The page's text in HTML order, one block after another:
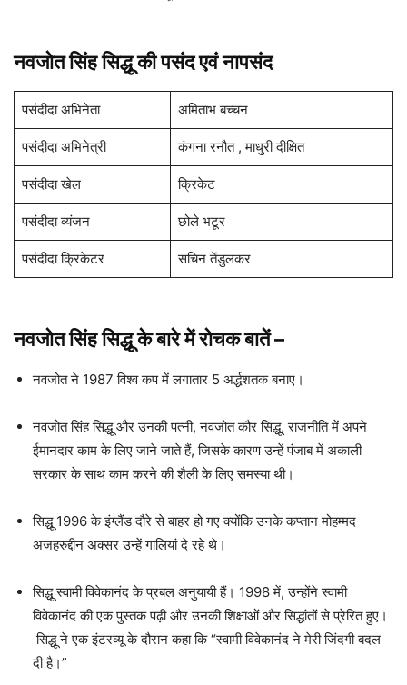
नवजोत सिंह सिद्धू की पसंद एवं नापसंद
पसंदीदा अभिनेता अमिताभ बच्चन
पसंदीदा अभिनेत्री कंगना रनौत , माधुरी दीक्षित
पसंदीदा खेल क्रिकेट
पसंदीदा व्यंजन छोले भटूर
पसंदीदा क्रिकेटर सचिन तेंडुलकर
नवजोत सिंह सिद्धू के बारे में रोचक बातें –
नवजोत ने 1987 विश्व कप में लगातार 5 अर्द्धशतक बनाए।
नवजोत सिंह सिद्धू और उनकी पत्नी, नवजोत कौर सिद्धू, राजनीति में अपने
ईमानदार काम के लिए जाने जाते हैं, जिसके कारण उन्हें पंजाब में अकाली
सरकार के साथ काम करने की शैली के लिए समस्या थी।
सिद्धू 1996 के इंग्लैंड दौरे से बाहर हो गए क्योंकि उनके कप्तान मोहम्मद
अजहरुद्दीन अक्सर उन्हें गालियां दे रहे थे।
सिद्धू स्वामी विवेकानंद के प्रबल अनुयायी हैं। 1998 में, उन्होंने स्वामी
विवेकानंद की एक पुस्तक पढ़ी और उनकी शिक्षाओं और सिद्धांतों से प्रेरित हुए।
सिद्धू ने एक इंटरव्यू के दौरान कहा कि “स्वामी विवेकानंद ने मेरी जिंदगी बदल
दी है।”